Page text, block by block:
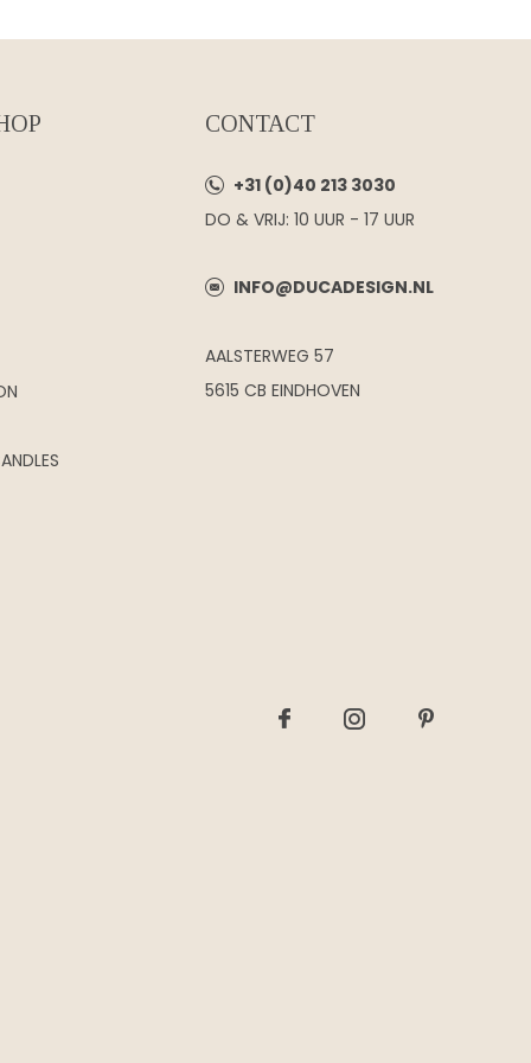
CONTACT
+31 (0)40 213 3030
DO & VRIJ: 10 UUR - 17 UUR
INFO@DUCADESIGN.NL
AALSTERWEG 57
5615 CB EINDHOVEN